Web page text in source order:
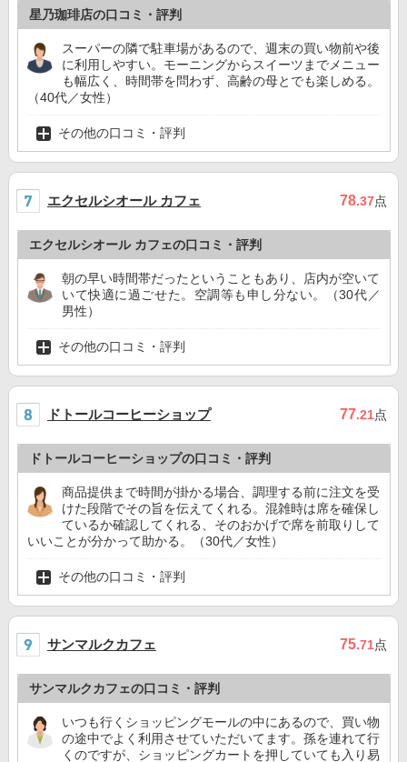
星乃珈琲店の口コミ・評判
スーパーの隣で駐車場があるので、週末の買い物前や後
に利用しやすい。モーニングからスイーツまでメニュー
も幅広く、時間帯を問わず、高齢の母とでも楽しめる。
（40代／女性）
その他の口コミ・評判
エクセルシオール カフェ 78.37点
エクセルシオール カフェの口コミ・評判
朝の早い時間帯だったということもあり、店内が空いて
いて快適に過ごせた。空調等も申し分ない。（30代／
男性）
その他の口コミ・評判
ドトールコーヒーショップ 77.21点
ドトールコーヒーショップの口コミ・評判
商品提供まで時間が掛かる場合、調理する前に注文を受
けた段階でその旨を伝えてくれる。混雑時は席を確保し
ているか確認してくれる、そのおかげで席を前取りして
いいことが分かって助かる。（30代／女性）
その他の口コミ・評判
サンマルクカフェ 75.71点
サンマルクカフェの口コミ・評判
いつも行くショッピングモールの中にあるので、買い物
の途中でよく利用させていただいてます。孫を連れて行
くのですが、ショッピングカートを押していても入り易